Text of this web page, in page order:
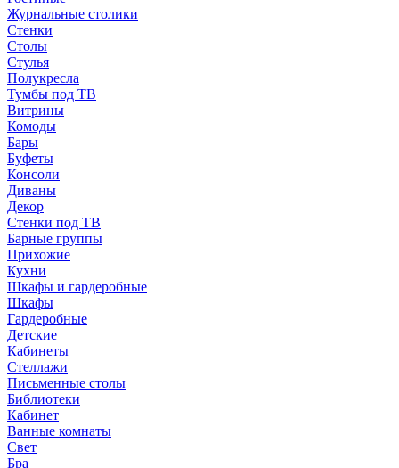
Журнальные столики
Стенки
Столы
Стулья
Полукресла
Тумбы под ТВ
Витрины
Комоды
Бары
Буфеты
Консоли
Диваны
Декор
Стенки под ТВ
Барные группы
Прихожие
Кухни
Шкафы и гардеробные
Шкафы
Гардеробные
Детские
Кабинеты
Стеллажи
Письменные столы
Библиотеки
Кабинет
Ванные комнаты
Свет
Бра